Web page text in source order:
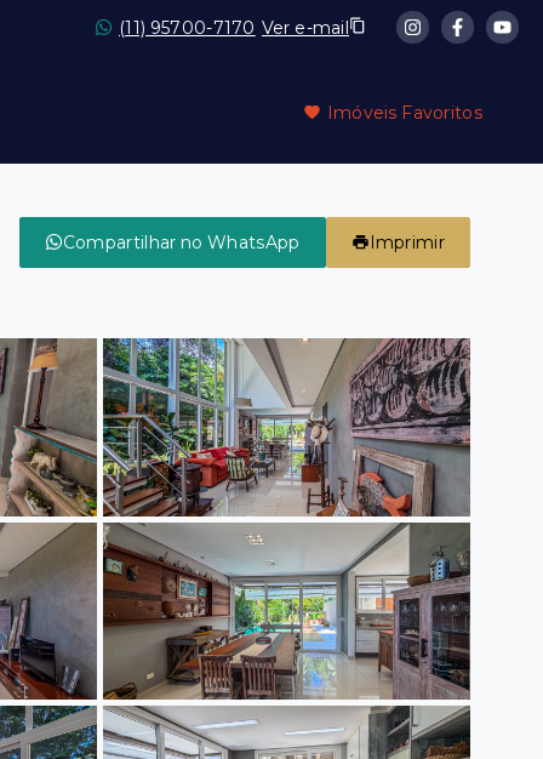
(11) 95700-7170 Ver e-mail
Imóveis Favoritos
Compartilhar no WhatsApp Imprimir